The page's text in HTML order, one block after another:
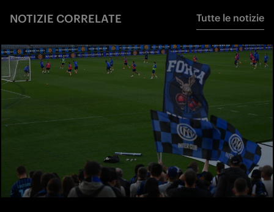
NOTIZIE CORRELATE Tutte le notizie